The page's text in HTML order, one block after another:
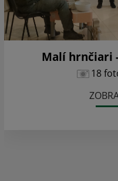
Malí hrnčiari
18